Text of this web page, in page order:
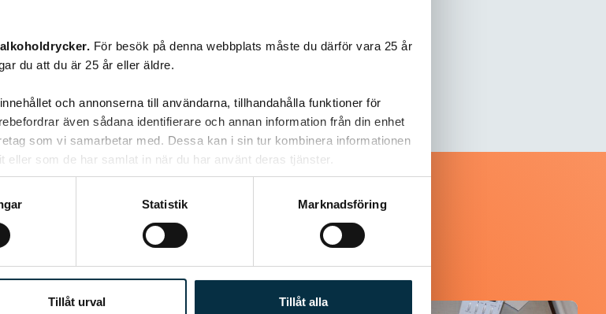
För besök på denna webbplats måste du därför vara 25 år
du att du är 25 år eller äldre.
och annonserna till användarna, tillhandahålla funktioner för
även sådana identifierare och annan information från din enhet
som vi samarbetar med. Dessa kan i sin tur kombinera informationen
som de har samlat in när du har använt deras tjänster.
Statistik Marknadsföring
Tillåt urval Tillåt alla
recept